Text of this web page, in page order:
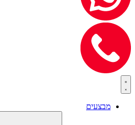
מבצעים